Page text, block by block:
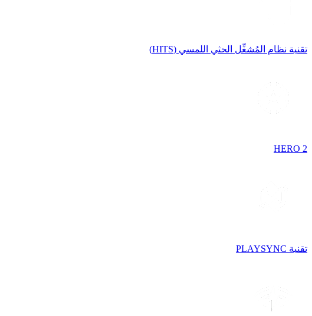
تقنية نظام المُشغِّل الحثي اللمسي (HITS)
HERO 2
تقنية PLAYSYNC